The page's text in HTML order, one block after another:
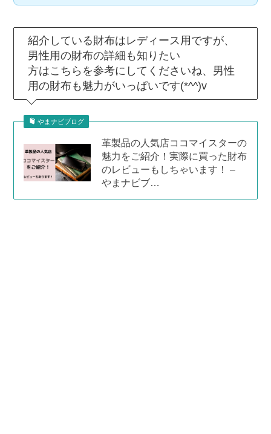
紹介している財布はレディース用ですが、
男性用の財布の詳細も知りたい
方はこちらを参考にしてくださいね、男性
用の財布も魅力がいっぱいです(*^^)v
やまナビブログ
革製品の人気店ココマイスターの
魅力をご紹介！実際に買った財布
のレビューもしちゃいます！ –
やまナビブ…